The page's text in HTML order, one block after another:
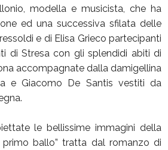
modella e musicista, che ha
ed una successiva sfilata delle
e di Elisa Grieco partecipanti
di Stresa con gli splendidi abiti di
accompagnate dalla damigellina
e Giacomo De Santis vestiti da
le bellissime immagini della
ballo” tratta dal romanzo di